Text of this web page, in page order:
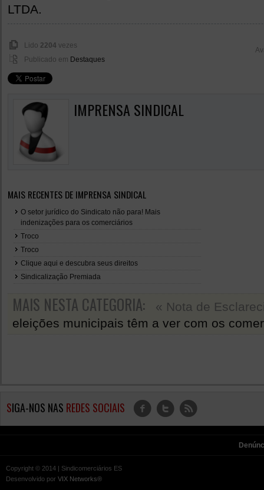
LTDA.
Lido 2204 vezes
Publicado em Destaques
IMPRENSA SINDICAL
MAIS RECENTES DE IMPRENSA SINDICAL
O setor jurídico do Sindicato não para! Mais
indenizações para os comerciários
Troco
Troco
Clique aqui e descubra seus direitos
Sindicalização Premiada
MAIS NESTA CATEGORIA:
« Nota de
eleições municipais têm a ver com os
SIGA-NOS NAS REDES SOCIAIS f t r
Copyright © 2014 | Sindicomerciários ES
Desenvolvido por VIX Networks®